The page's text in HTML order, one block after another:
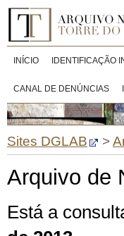
INÍCIO IDENTIFICAÇÃO
CANAL DE DENÚNCIAS
Sites DGLAB >
Arquivo de
Está a